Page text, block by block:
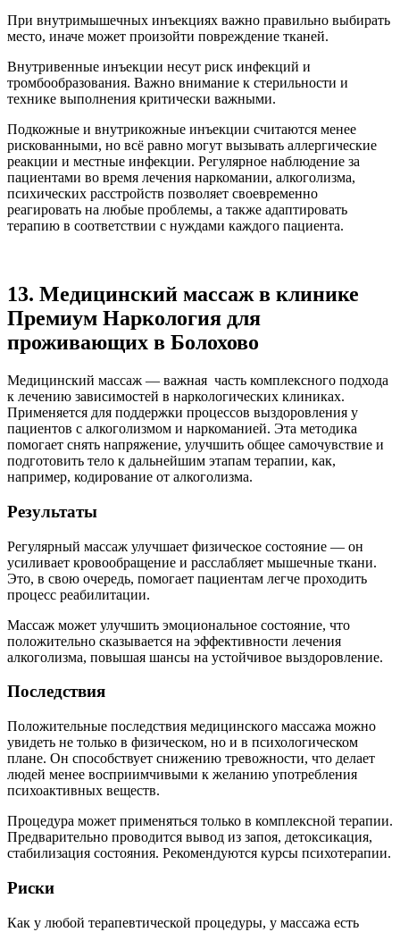
При внутримышечных инъекциях важно правильно выбирать
место, иначе может произойти повреждение тканей.
Внутривенные инъекции несут риск инфекций и
тромбообразования. Важно внимание к стерильности и
технике выполнения критически важными.
Подкожные и внутрикожные инъекции считаются менее
рискованными, но всё равно могут вызывать аллергические
реакции и местные инфекции. Регулярное наблюдение за
пациентами во время лечения наркомании, алкоголизма,
психических расстройств позволяет своевременно
реагировать на любые проблемы, а также адаптировать
терапию в соответствии с нуждами каждого пациента.
13. Медицинский массаж в клинике
Премиум Наркология для
проживающих в Болохово
Медицинский массаж — важная часть комплексного подхода
к лечению зависимостей в наркологических клиниках.
Применяется для поддержки процессов выздоровления у
пациентов с алкоголизмом и наркоманией. Эта методика
помогает снять напряжение, улучшить общее самочувствие и
подготовить тело к дальнейшим этапам терапии, как,
например, кодирование от алкоголизма.
Результаты
Регулярный массаж улучшает физическое состояние — он
усиливает кровообращение и расслабляет мышечные ткани.
Это, в свою очередь, помогает пациентам легче проходить
процесс реабилитации.
Массаж может улучшить эмоциональное состояние, что
положительно сказывается на эффективности лечения
алкоголизма, повышая шансы на устойчивое выздоровление.
Последствия
Положительные последствия медицинского массажа можно
увидеть не только в физическом, но и в психологическом
плане. Он способствует снижению тревожности, что делает
людей менее восприимчивыми к желанию употребления
психоактивных веществ.
Процедура может применяться только в комплексной терапии.
Предварительно проводится вывод из запоя, детоксикация,
стабилизация состояния. Рекомендуются курсы психотерапии.
Риски
Как у любой терапевтической процедуры, у массажа есть